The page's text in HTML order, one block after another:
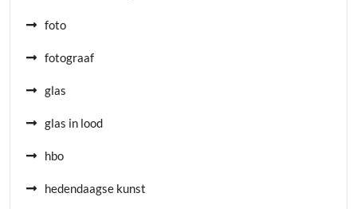
foto
fotograaf
glas
glas in lood
hbo
hedendaagse kunst